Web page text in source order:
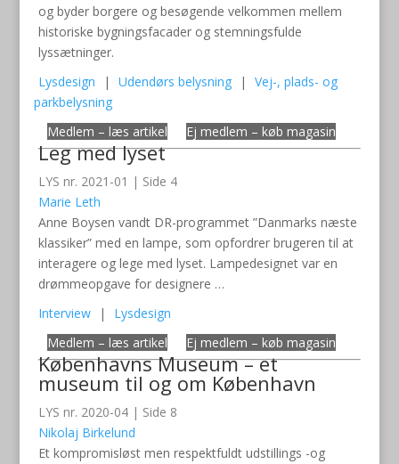
og byder borgere og besøgende velkommen mellem
historiske bygningsfacader og stemningsfulde
lyssætninger.
Lysdesign
| Udendørs belysning |
Vej-, plads- og
parkbelysning
Medlem – læs artikel
Ej medlem – køb magasin
Leg med lyset
LYS nr. 2021-01 | Side 4
Marie Leth
Anne Boysen vandt DR-programmet ”Danmarks næste
klassiker” med en lampe, som opfordrer brugeren til at
interagere og lege med lyset. Lampedesignet var en
drømmeopgave for designere …
Interview
|
Lysdesign
Medlem – læs artikel
Ej medlem – køb magasin
Københavns Museum – et
museum til og om København
LYS nr. 2020-04 | Side 8
Nikolaj Birkelund
Et kompromisløst men respektfuldt udstillings -og